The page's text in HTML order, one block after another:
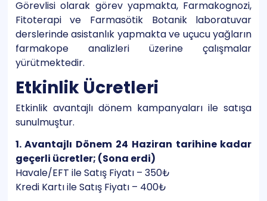
Görevlisi olarak görev yapmakta, Farmakognozi,
Fitoterapi ve Farmasötik Botanik laboratuvar
derslerinde asistanlık yapmakta ve uçucu yağların
farmakope analizleri üzerine çalışmalar
yürütmektedir.
Etkinlik Ücretleri
Etkinlik avantajlı dönem kampanyaları ile satışa
sunulmuştur.
1. Avantajlı Dönem 24 Haziran tarihine kadar
geçerli ücretler; (Sona erdi)
Havale/EFT ile Satış Fiyatı – 350₺
Kredi Kartı ile Satış Fiyatı – 400₺